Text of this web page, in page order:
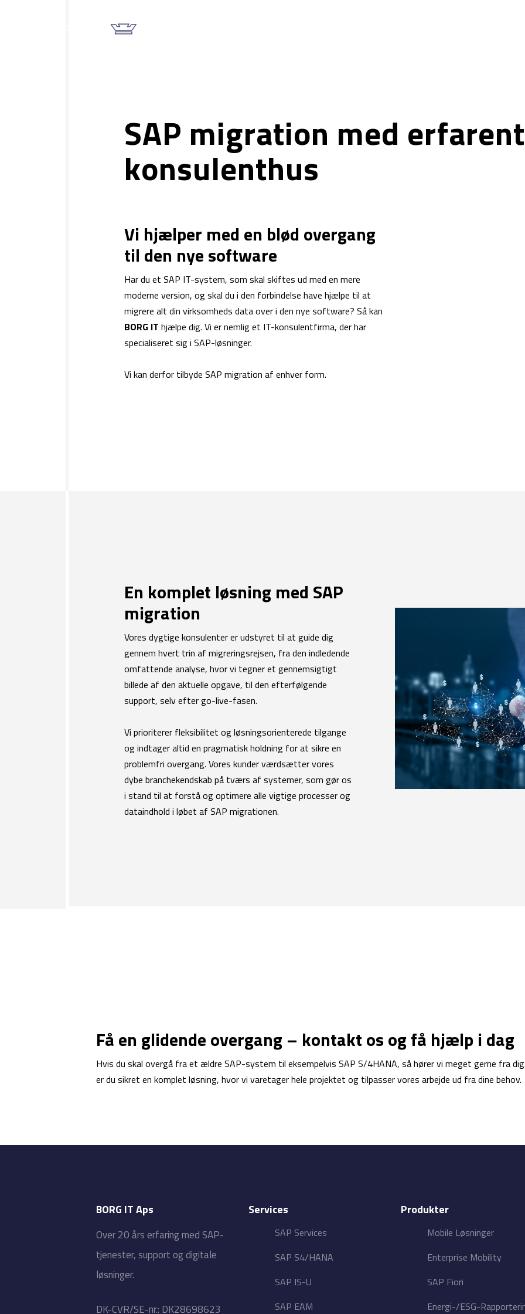
SAP migration med
konsulenthus
Vi hjælper med en blød overgang
til den nye software
Har du et SAP IT-system, som skal skiftes ud med en mere
moderne version, og skal du i den forbindelse have hjælpe til at
migrere alt din virksomheds data over i den nye software? Så kan
BORG IT hjælpe dig. Vi er nemlig et IT-konsulentfirma, der har
specialiseret sig i SAP-løsninger.
Vi kan derfor tilbyde SAP migration af enhver form.
En komplet løsning med SAP
migration
Vores dygtige konsulenter er udstyret til at guide dig
gennem hvert trin af migreringsrejsen, fra den indledende
omfattende analyse, hvor vi tegner et gennemsigtigt
billede af den aktuelle opgave, til den efterfølgende
support, selv efter go-live-fasen.
Vi prioriterer fleksibilitet og løsningsorienterede tilgange
og indtager altid en pragmatisk holdning for at sikre en
problemfri overgang. Vores kunder værdsætter vores
dybe branchekendskab på tværs af systemer, som gør os
i stand til at forstå og optimere alle vigtige processer og
dataindhold i løbet af SAP migrationen.
Få en glidende overgang – kontakt os og få hjælp i dag
Hvis du skal overgå fra et ældre SAP-system til eksempelvis SAP S/4HANA, så hører vi meget gerne fra
er du sikret en komplet løsning, hvor vi varetager hele projektet og tilpasser vores arbejde ud fra dine behov.
BORG IT Aps
​Over 20 års erfaring med SAP-
tjenester, support og digitale
løsninger.
​DK-CVR/SE-nr.: DK28698623
Services
SAP Services
SAP S4/HANA
SAP IS-U
SAP EAM
Produkter
Mobile Løsninger
Enterprise Mobility
SAP Fiori
Energi-/ESG-